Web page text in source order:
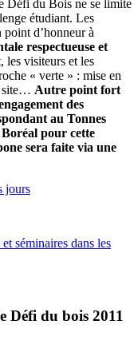
Défi du Bois ne se limite
étudiant. Les
d’honneur à
respectueuse et
les visiteurs et les
« verte » : mise en
site… Autre point fort
des
au Tonnes
pour cette
sera faite via une
jours
séminaires dans les
Défi du bois 2011